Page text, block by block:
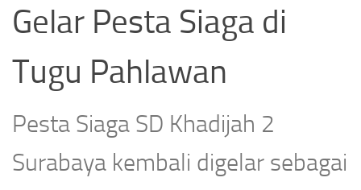
Gelar Pesta Siaga di
Tugu Pahlawan
Pesta Siaga SD Khadijah 2
Surabaya kembali digelar sebagai